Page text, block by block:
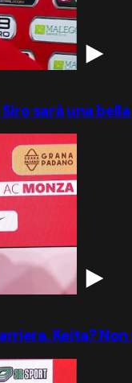
sarà una
Keita?